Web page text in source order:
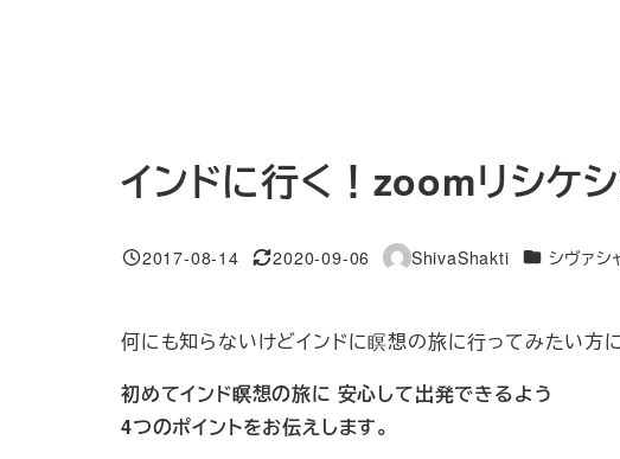
インドに行く！zoomリシケ
投稿日
2017-08-14
更新日
2020-09-06
著
ShivaShakti カテゴリー
シヴァシ
何にも知らないけどインドに瞑想の旅に行ってみたい方に
初めてインド瞑想の旅に 安心して出発できるよう
4つのポイントをお伝えします。